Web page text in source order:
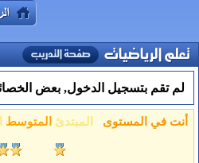
لم تقم بتسجيل الدخول, بعض
أنت في المستوى المبتدئ المتوسط